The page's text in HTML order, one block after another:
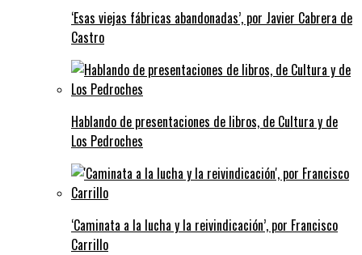
‘Esas viejas fábricas abandonadas’, por Javier Cabrera de
Castro
Hablando de presentaciones de libros, de Cultura y de
Los Pedroches
‘Caminata a la lucha y la reivindicación’, por Francisco
Carrillo